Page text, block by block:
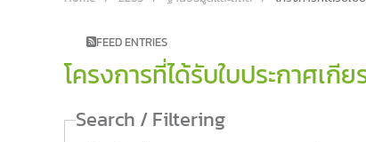
FEED ENTRIES
โครงการที่ได้รับใบประกาศเกี
Search / Filtering